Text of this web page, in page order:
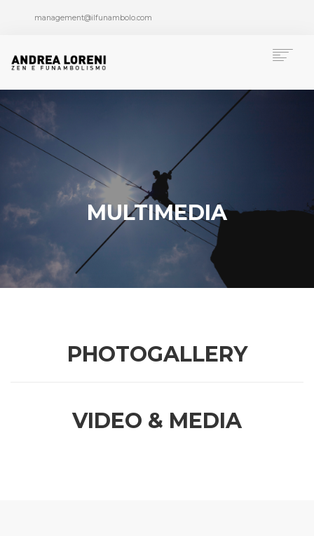
management@ilfunambolo.com
Funambolismo
Formazione
Pubblicazioni
Progetti speciali
Multimedia
Press Area
Contatti
MULTIMEDIA
PHOTOGALLERY
VIDEO & MEDIA